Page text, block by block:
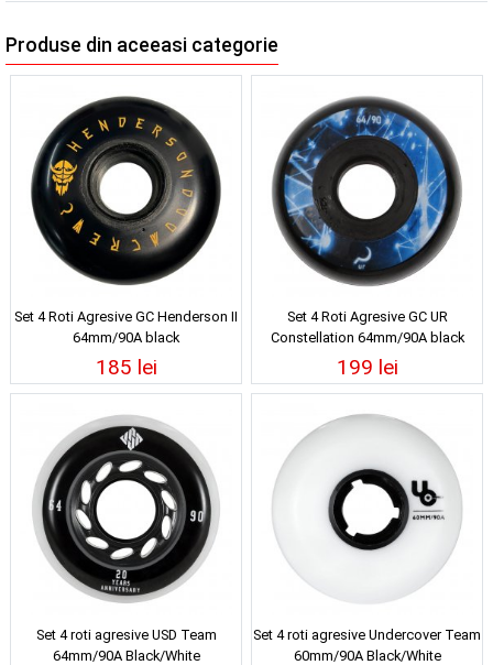
Produse din aceeasi categorie
Set 4 Roti Agresive GC Henderson II
64mm/90A black
185 lei
Set 4 Roti Agresive GC UR
Constellation 64mm/90A black
199 lei
Set 4 roti agresive USD Team
64mm/90A Black/White
Set 4 roti agresive Undercover Team
60mm/90A Black/White